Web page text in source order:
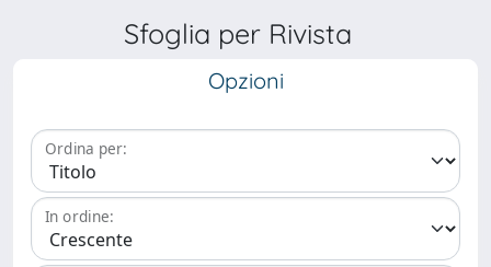
Sfoglia per Rivista
Opzioni
Ordina per:
In ordine: